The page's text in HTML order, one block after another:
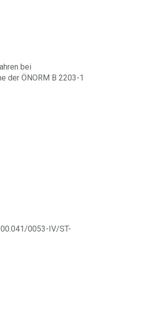
bei
der ÖNORM B 2203-1
0053-IV/ST-